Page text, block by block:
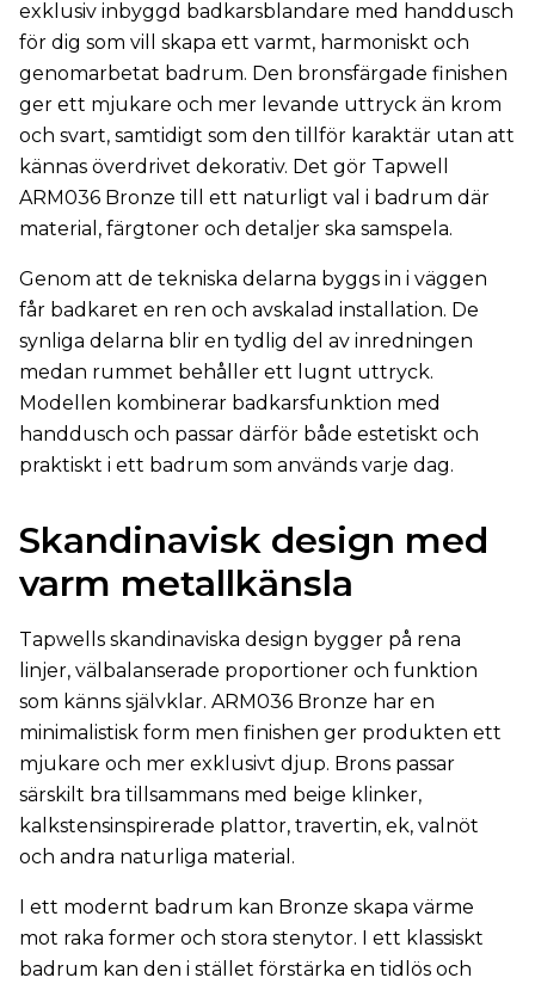
exklusiv inbyggd badkarsblandare med handdusch
för dig som vill skapa ett varmt, harmoniskt och
genomarbetat badrum. Den bronsfärgade finishen
ger ett mjukare och mer levande uttryck än krom
och svart, samtidigt som den tillför karaktär utan att
kännas överdrivet dekorativ. Det gör Tapwell
ARM036 Bronze till ett naturligt val i badrum där
material, färgtoner och detaljer ska samspela.
Genom att de tekniska delarna byggs in i väggen
får badkaret en ren och avskalad installation. De
synliga delarna blir en tydlig del av inredningen
medan rummet behåller ett lugnt uttryck.
Modellen kombinerar badkarsfunktion med
handdusch och passar därför både estetiskt och
praktiskt i ett badrum som används varje dag.
Skandinavisk design med
varm metallkänsla
Tapwells skandinaviska design bygger på rena
linjer, välbalanserade proportioner och funktion
som känns självklar. ARM036 Bronze har en
minimalistisk form men finishen ger produkten ett
mjukare och mer exklusivt djup. Brons passar
särskilt bra tillsammans med beige klinker,
kalkstensinspirerade plattor, travertin, ek, valnöt
och andra naturliga material.
I ett modernt badrum kan Bronze skapa värme
mot raka former och stora stenytor. I ett klassiskt
badrum kan den i stället förstärka en tidlös och